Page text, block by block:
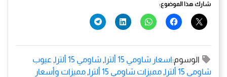
شارك هذا الموضوع:
الوسوم:اسعار شاومي 15 ألترا , شاومي 15 ألترا , عيوب
شاومي 15 ألترا
, مميزات شاومي 15 ألترا , مميزات وأسعار